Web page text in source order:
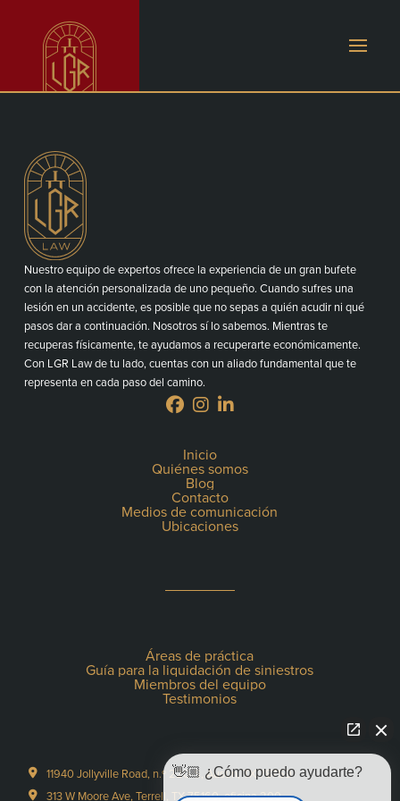
Nuestro equipo de expertos ofrece la experiencia de un gran bufete
con la atención personalizada de uno pequeño. Cuando sufres una
lesión en un accidente, es posible que no sepas a quién acudir ni qué
pasos dar a continuación. Nosotros sí lo sabemos. Mientras te
recuperas físicamente, te ayudamos a recuperarte económicamente.
Con LGR Law de tu lado, cuentas con un aliado fundamental que te
representa en cada paso del camino.
Inicio
Quiénes somos
Blog
Contacto
Medios de comunicación
Ubicaciones
Áreas de práctica
Guía para la liquidación de siniestros
Miembros del equipo
Testimonios
11940 Jollyville Road, n.º 220-S, Austin, TX 78759
313 W Moore Ave, Terrell, TX 75160, oficina 200
👋🏼 ¿Cómo puedo ayudarte?